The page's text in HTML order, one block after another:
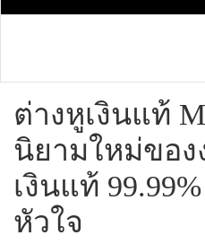
ต่างหูเงินแท้
นิยามใหม่ขอ
เงินแท้
หัวใจ